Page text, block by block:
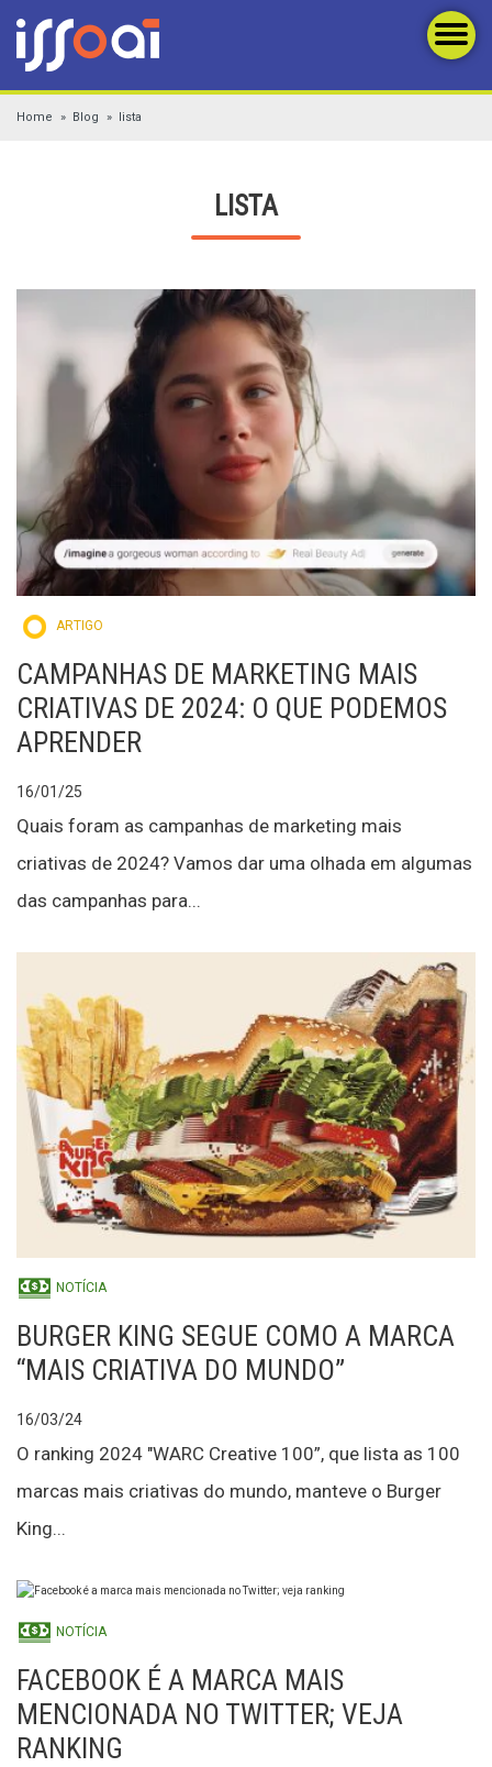
Home Blog lista
LISTA
ARTIGO
CAMPANHAS DE MARKETING MAIS
CRIATIVAS DE 2024: O QUE PODEMOS
APRENDER
16/01/25
Quais foram as campanhas de marketing mais
criativas de 2024? Vamos dar uma olhada em algumas
das campanhas para...
NOTÍCIA
BURGER KING SEGUE COMO A MARCA
“MAIS CRIATIVA DO MUNDO”
16/03/24
O ranking 2024 "WARC Creative 100”, que lista as 100
marcas mais criativas do mundo, manteve o Burger
King...
NOTÍCIA
FACEBOOK É A MARCA MAIS
MENCIONADA NO TWITTER; VEJA
RANKING